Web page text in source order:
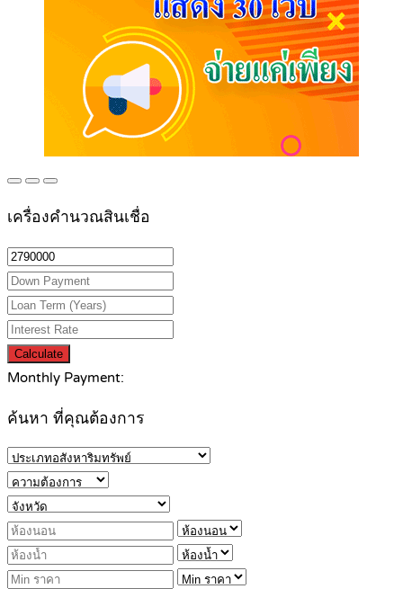
เครื่องคำนวณสินเชื่อ
Calculate
Monthly Payment:
ค้นหา ที่คุณต้องการ